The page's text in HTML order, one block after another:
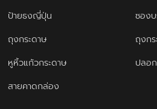
ป้ายธงญี่ปุ่น
ซอง
ถุงกระดาษ
ถุงกร
หูหิ้วแก้วกระดาษ
ปลอ
สายคาดกล่อง